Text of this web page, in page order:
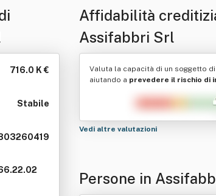
716.0 K €
Stabile
Affidabilità
Assifabbri Srl
Valuta la capacità di un soggetto
aiutando a prevedere il rischio di
Vedi altre valutazioni
Persone in